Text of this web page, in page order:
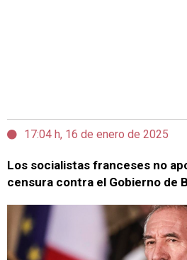
17:04 h, 16 de enero de 2025
Los socialistas franceses no
censura contra el Gobierno de